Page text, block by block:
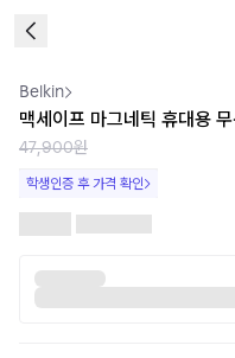
Belkin
맥세이프 마그네틱 휴대용
47,900원
학생인증 후 가격 확인